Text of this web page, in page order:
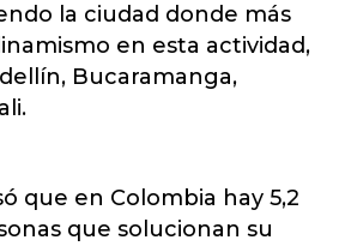
la ciudad donde más
en esta actividad,
Bucaramanga,
que en Colombia hay 5,2
que solucionan su